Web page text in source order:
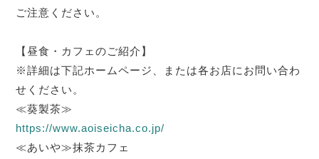
ご注意ください。
【昼食・カフェのご紹介】
※詳細は下記ホームページ、または各お店にお問い合わ
せください。
≪葵製茶≫
https://www.aoiseicha.co.jp/
≪あいや≫抹茶カフェ